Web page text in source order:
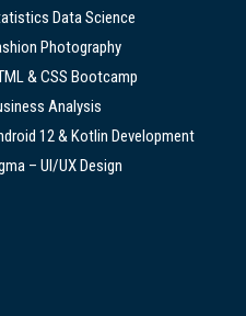
Data Science
Photography
& CSS Bootcamp
Analysis
12 & Kotlin Development
– UI/UX Design